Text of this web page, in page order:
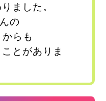
ました。
の
らも
とがありま